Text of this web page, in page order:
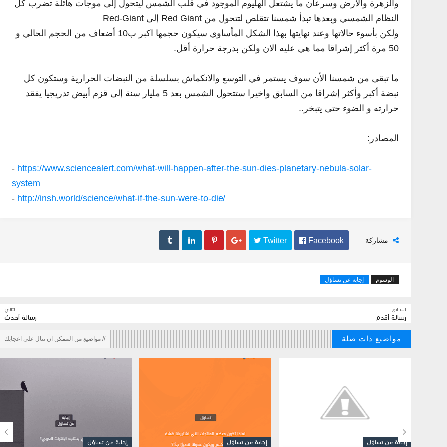
تضبط دوزان أو أوتار الجيتار
فنون
كيف تضبط دوزان او أوتار آلة العود
Abdelkadir Basti
طريقة دوزان الكمان الغربي
والشرقي
البونساي عندما يجتمع
الفن
والزهرة والارض وسرعان ما يشتعل الهليوم الموجود في قلب الشمس ليتحول إلى موجات هائلة تضرب كل
النظام الشمسي وبعدها تبدأ شمسنا تتقلص لتتحول من Red Giant إلى Red-Giant
ولكن بأسوء حالاتها وعند نهايتها بهذا الشكل المأساوي سيكون حجمها اكبر ب10 أضعاف من الحجم الحالي و
50 مرة أكثر إشراقا مما هي عليه الان ولكن بدرجة حرارة أقل.
ما تبقى من شمسنا الأن سوف يستمر في التوسع والانكماش بسلسلة من النبضات الحرارية وستكون كل
نبضة أكبر وأكثر إشراقا من السابق واخيرا ستتحول الشمس بعد 5 مليار سنة إلى قزم أبيض تدريجيا يفقد
حرارته و الضوء حتى يتبخر..
المصادر:
- https://www.sciencealert.com/what-will-happen-after-the-sun-dies-planetary-nebula-solar-
system
- http://insh.world/science/what-if-the-sun-were-to-die/
مشاركة  Facebook
 Twitter




الوسوم إجابة عن تساؤل
التالي
رسالة أحدث
السابق
رسالة أقدم
مواضيع ذات صلة // مواضيع من الممكن ان تنال علي اعجابك
إجابة عن تساؤل إجابة عن تساؤل إجابة عن تساؤل
 